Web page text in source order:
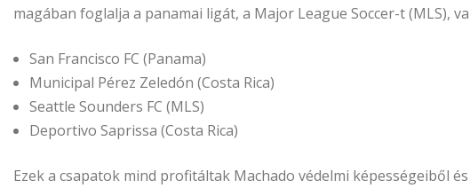
magában foglalja a panamai ligát, a Major League Soccer-t (MLS),
San Francisco FC (Panama)
Municipal Pérez Zeledón (Costa Rica)
Seattle Sounders FC (MLS)
Deportivo Saprissa (Costa Rica)
Ezek a csapatok mind profitáltak Machado védelmi képességeiből